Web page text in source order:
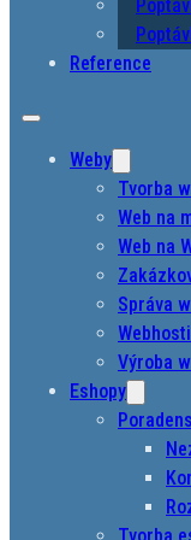
Reference
Weby
Tvorba
Web na
Web na
Správa
Výroba
Eshopy